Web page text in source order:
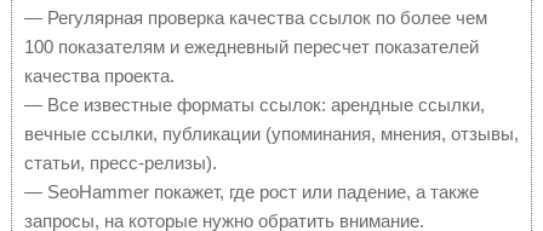
— Регулярная проверка качества ссылок по более чем
100 показателям и ежедневный пересчет показателей
качества проекта.
— Все известные форматы ссылок: арендные ссылки,
вечные ссылки, публикации (упоминания, мнения, отзывы,
статьи, пресс-релизы).
— SeoHammer покажет, где рост или падение, а также
запросы, на которые нужно обратить внимание.